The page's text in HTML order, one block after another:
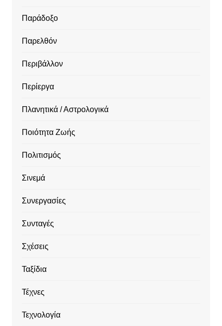
Παράδοξο
Παρελθόν
Περιβάλλον
Περίεργα
Πλανητικά / Αστρολογικά
Ποιότητα Ζωής
Πολιτισμός
Σινεμά
Συνεργασίες
Συνταγές
Σχέσεις
Ταξίδια
Τέχνες
Τεχνολογία